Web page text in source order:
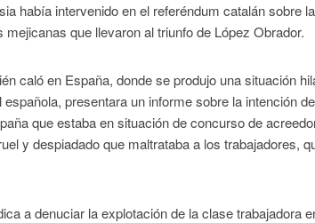
había intervenido en el referéndum catalán sobre
que llevaron al triunfo de López Obrador.
caló en España, donde se produjo una situación
presentara un informe sobre la intención
que estaba en situación de concurso de
y despiadado que maltrataba a los trabajadores,
a denuciar la explotación de la clase trabajadora